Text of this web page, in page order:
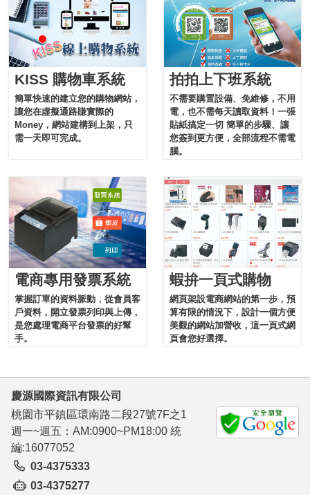
KISS 購物車系統
簡單快速的建立您的購物網站，
讓您在虛擬通路賺實際的
Money，網站建構到上架，只
需一天即可完成。
拍拍上下班系統
不需要購置設備、免維修，不用
電，也不需每天讀取資料！一張
貼紙搞定一切 簡單的步驟、讓
您簽到更方便，全部流程不需電
腦。
電商專用發票系統
掌握訂單的資料脈動，從會員客
戶資料，開立發票列印與上傳，
是您處理電商平台發票的好幫
手。
蝦拚一頁式購物
網頁架設電商網站的第一步，預
算有限的情況下，設計一個方便
美觀的網站加營收，這一頁式網
頁會您好選擇。
慶源國際資訊有限公司
桃園市平鎮區環南路二段27號7F之1
週一~週五：AM:0900~PM18:00 統
編:16077052
03-4375333
03-4375277